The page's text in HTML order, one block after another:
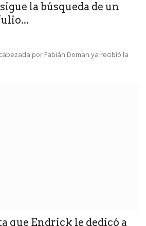
la búsqueda de un
por Fabián Doman ya recibió la
que Endrick le dedicó a